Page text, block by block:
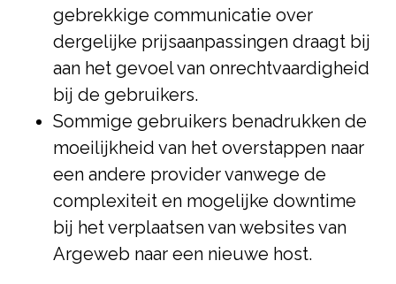
gebrekkige communicatie over
dergelijke prijsaanpassingen draagt bij
aan het gevoel van onrechtvaardigheid
bij de gebruikers.
Sommige gebruikers benadrukken de
moeilijkheid van het overstappen naar
een andere provider vanwege de
complexiteit en mogelijke downtime
bij het verplaatsen van websites van
Argeweb naar een nieuwe host.